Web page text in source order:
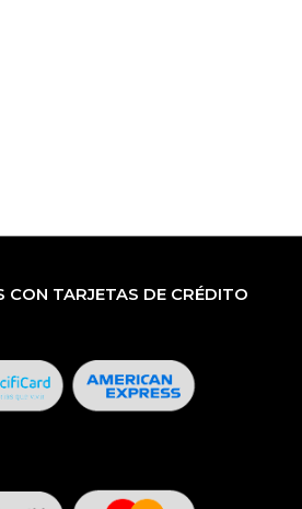
CON TARJETAS DE CRÉDITO